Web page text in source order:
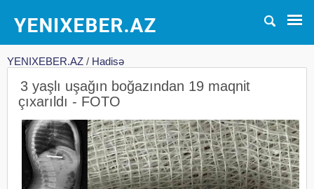
YENIXEBER.AZ / Hadisə
3 yaşlı uşağın boğazından 19 maqnit
çıxarıldı - FOTO